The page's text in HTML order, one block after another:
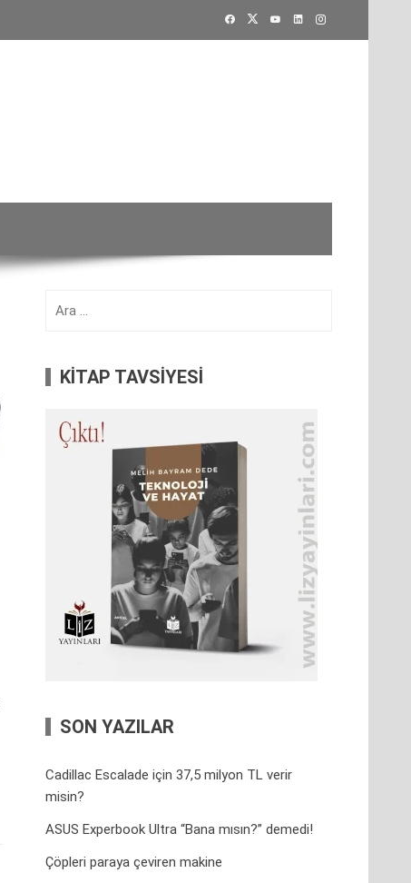
KİTAP TAVSİYESİ
SON YAZILAR
Cadillac Escalade için 37,5 milyon TL verir
misin?
ASUS Experbook Ultra “Bana mısın?” demedi!
Çöpleri paraya çeviren makine